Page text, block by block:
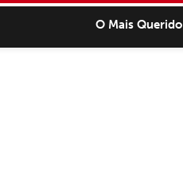
O Mais Querido